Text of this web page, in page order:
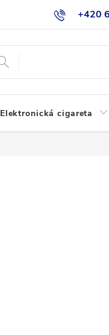
+420
Jak nakupovat
Elektronická cigareta